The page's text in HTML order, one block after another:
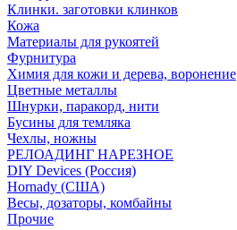
Клинки. заготовки клинков
Кожа
Материалы для рукоятей
Фурнитура
Химия для кожи и дерева, воронение
Цветные металлы
Шнурки, паракорд, нити
Бусины для темляка
Чехлы, ножны
РЕЛОАДИНГ НАРЕЗНОЕ
DIY Devices (Россия)
Hornady (США)
Весы, дозаторы, комбайны
Прочие